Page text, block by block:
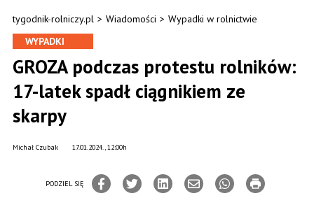
tygodnik-rolniczy.pl > Wiadomości > Wypadki w rolnictwie
WYPADKI
GROZA podczas protestu rolników:
17-latek spadł ciągnikiem ze
skarpy
17.01.2024., 12:00h
Michał Czubak
PODZIEL SIĘ